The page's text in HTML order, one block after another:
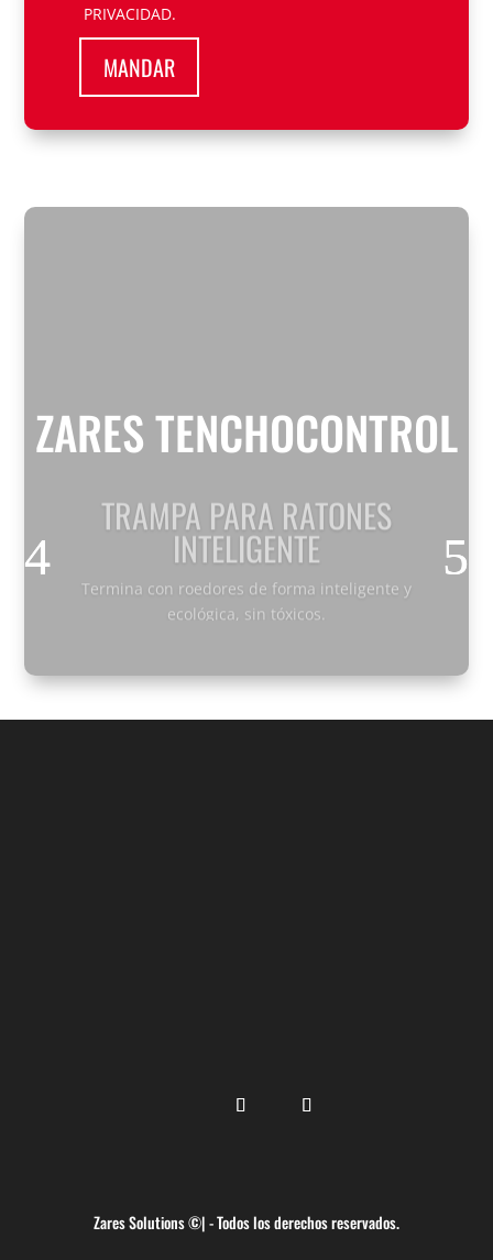
PRIVACIDAD.
ZARES TENCHOCONTROL
TRAMPA PARA RATONES
INTELIGENTE
Termina con roedores de forma inteligente y
ecológica, sin tóxicos.
Zares Solutions ©| - Todos los derechos reservados.